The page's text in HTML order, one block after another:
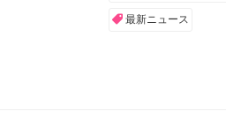
最新ニュース